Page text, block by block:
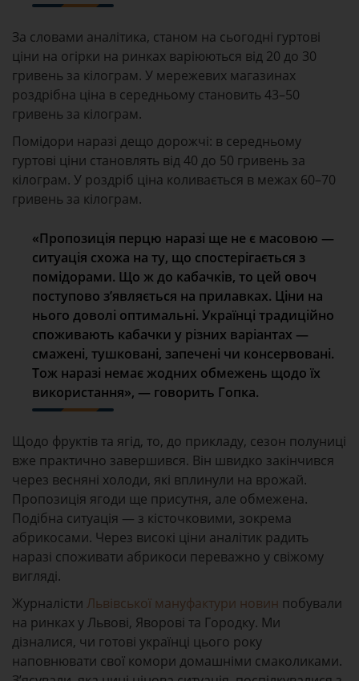
За словами аналітика, станом на сьогодні гуртові
ціни на огірки на ринках варіюються від 20 до 30
гривень за кілограм. У мережевих магазинах
роздрібна ціна в середньому становить 43–50
гривень за кілограм.
Помідори наразі дещо дорожчі: в середньому
гуртові ціни становлять від 40 до 50 гривень за
кілограм. У роздріб ціна коливається в межах 60–70
гривень за кілограм.
«Пропозиція перцю наразі ще не є масовою —
ситуація схожа на ту, що спостерігається з
помідорами. Що ж до кабачків, то цей овоч
поступово з’являється на прилавках. Ціни на
нього доволі оптимальні. Українці традиційно
споживають кабачки у різних варіантах —
смажені, тушковані, запечені чи консервовані.
Тож наразі немає жодних обмежень щодо їх
використання», — говорить Гопка.
Щодо фруктів та ягід, то, до прикладу, сезон полуниці
вже практично завершився. Він швидко закінчився
через весняні холоди, які вплинули на врожай.
Пропозиція ягоди ще присутня, але обмежена.
Подібна ситуація — з кісточковими, зокрема
абрикосами. Через високі ціни аналітик радить
наразі споживати абрикоси переважно у свіжому
вигляді.
Журналісти Львівської мануфактури новин побували
на ринках у Львові, Яворові та Городку. Ми
дізналися, чи готові українці цього року
наповнювати свої комори домашніми смаколиками.